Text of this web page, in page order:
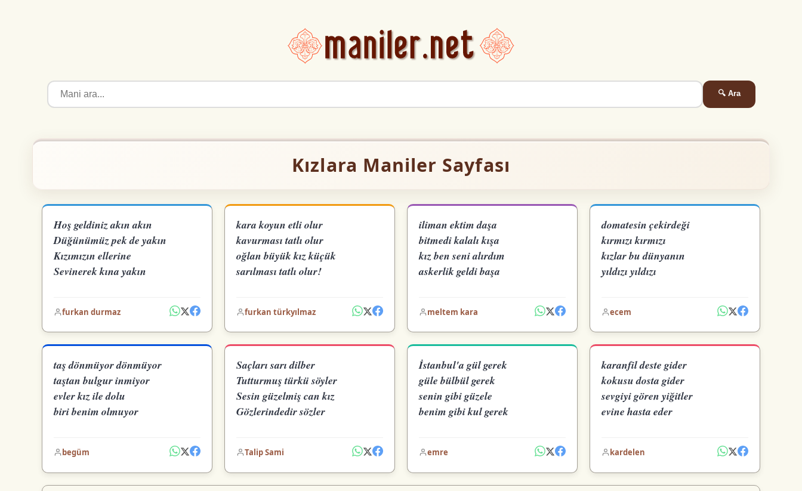
🔍 Ara
Kızlara Maniler Sayfası
Hoş geldiniz akın akın
Düğünümüz pek de yakın
Kızımızın ellerine
Sevinerek kına yakın
furkan durmaz
kara koyun etli olur
kavurması tatlı olur
oğlan büyük kız küçük
sarılması tatlı olur!
furkan türkyılmaz
iliman ektim daşa
bitmedi kalalı kışa
kız ben seni alırdım
askerlik geldi başa
meltem kara
domatesin çekirdeği
kırmızı kırmızı
kızlar bu dünyanın
yıldızı yıldızı
ecem
taş dönmüyor dönmüyor
taştan bulgur inmiyor
evler kız ile dolu
biri benim olmuyor
begüm
Saçları sarı dilber
Tutturmuş türkü söyler
Sesin güzelmiş can kız
Gözlerindedir sözler
Talip Sami
İstanbul'a gül gerek
güle bülbül gerek
senin gibi güzele
benim gibi kul gerek
emre
karanfil deste gider
kokusu dosta gider
sevgiyi gören yiğitler
evine hasta eder
kardelen